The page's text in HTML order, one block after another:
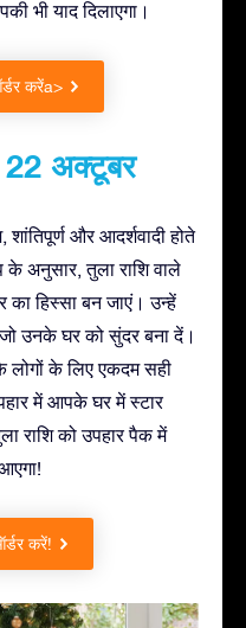
भी याद दिलाएगा।
करेंa>
अक्टूबर
और आदर्शवादी होते
के अनुसार, तुला राशि वाले
हिस्सा बन जाएं। उन्हें
उनके घर को सुंदर बना दें।
लोगों के लिए एकदम सही
में आपके घर में स्टार
राशि को उपहार पैक में
करें!